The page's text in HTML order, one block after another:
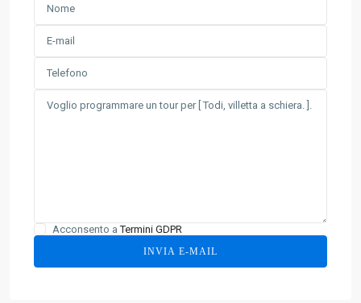
Acconsento aTermini GDPR